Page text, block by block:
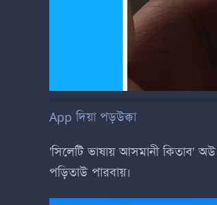
App দিয়া পড়উক্কা
'সিলেটি ভাষায় আসমানী কিতাব' অউ
পড়িতাউ পারবায়।